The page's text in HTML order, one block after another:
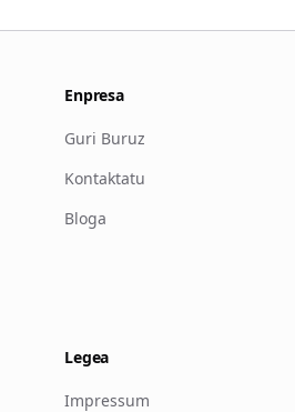
Enpresa
Guri Buruz
Kontaktatu
Bloga
Legea
Impressum